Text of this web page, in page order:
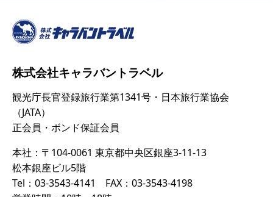
株式会社キャラバントラベル
観光庁長官登録旅行業第1341号・日本旅行業協会
（JATA）
正会員・ボンド保証会員
本社：〒104-0061 東京都中央区銀座3-11-13
松本銀座ビル5階
Tel：03-3543-4141 FAX：03-3543-4198